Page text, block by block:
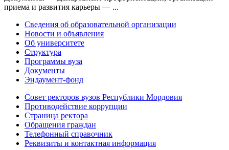
приема и развития карьеры — ...
Сведения об образовательной организации
Новости и объявления
Об университете
Структура
Программы вуза
Документы
Эндаумент-фонд
Совет ректоров вузов Республики Мордовия
Противодействие коррупции
Страница ректора
Обращения граждан
Телефонный справочник
Реквизиты и контактная информация